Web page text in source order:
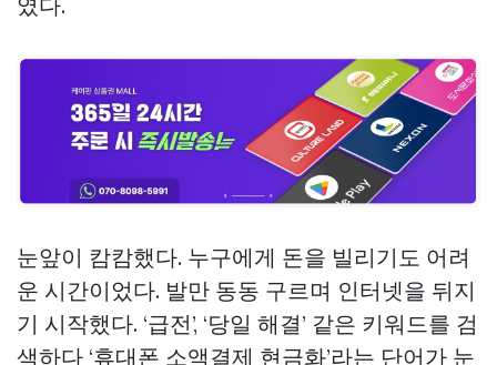
눈앞이 캄캄했다. 누구에게 돈을 빌리기도 어려
운 시간이었다. 발만 동동 구르며 인터넷을 뒤지
기 시작했다. ‘급전’, ‘당일 해결’ 같은 키워드를 검
색하다 ‘휴대폰 소액결제 현금화’라는 단어가 눈